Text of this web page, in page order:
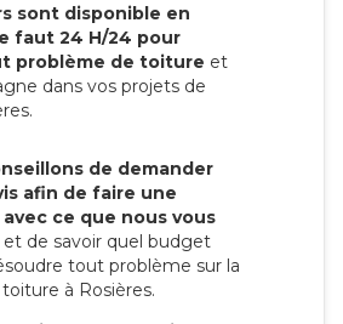
sont disponible en
faut 24 H/24 pour
problème de toiture et
dans vos projets de
de demander
afin de faire une
ce que nous vous
et de savoir quel budget
tout problème sur la
à Rosières.